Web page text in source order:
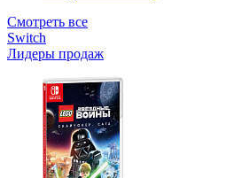
Смотреть все
Switch
Лидеры продаж